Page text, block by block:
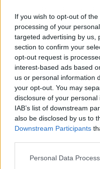
If you wish to opt-out of
processing of your
targeted advertising by us,
section to confirm your
opt-out request is
interest-based ads based
us or personal information
your opt-out. You may
disclosure of your
IAB’s list of downstream
also be disclosed by us to
Downstream Participants
Personal Data
pero no a los
presentadores